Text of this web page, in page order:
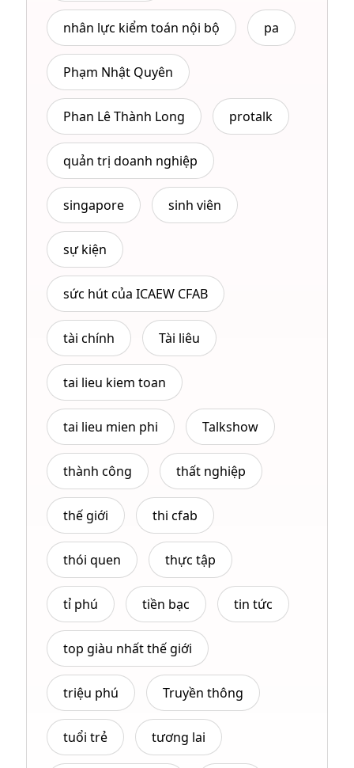
nhân lực kiểm toán nội bộ pa
Phạm Nhật Quyên
Phan Lê Thành Long protalk
quản trị doanh nghiệp
singapore sinh viên
sự kiện
sức hút của ICAEW CFAB
tài chính Tài liêu
tai lieu kiem toan
tai lieu mien phi Talkshow
thành công thất nghiệp
thế giới thi cfab
thói quen thực tập
tỉ phú tiền bạc tin tức
top giàu nhất thế giới
triệu phú Truyền thông
tuổi trẻ tương lai